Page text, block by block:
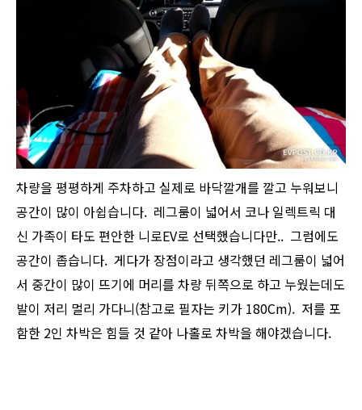
차량을 평평하게 주차하고 실제로 바닥깔개를 깔고 누워보니
공간이 많이 아쉽습니다. 레그룸이 넓어서 코나 일렉트릭 대
신 가족이 타도 편안한 니로EV로 선택했습니다만.. 그럼에도
공간이 좁습니다. 게다가 장점이라고 생각했던 레그룸이 넓어
서 중간이 많이 뜨기에 머리를 차량 뒤쪽으로 하고 누웠는데도
발이 저리 멀리 가다니(참고로 필자는 키가 180Cm). 저를 포
함한 2인 차박은 힘들 것 같아 나홀로 차박을 해야겠습니다.